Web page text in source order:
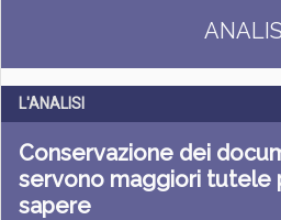
L'ANALISI
Conservazione dei
servono maggiori tutele
sapere